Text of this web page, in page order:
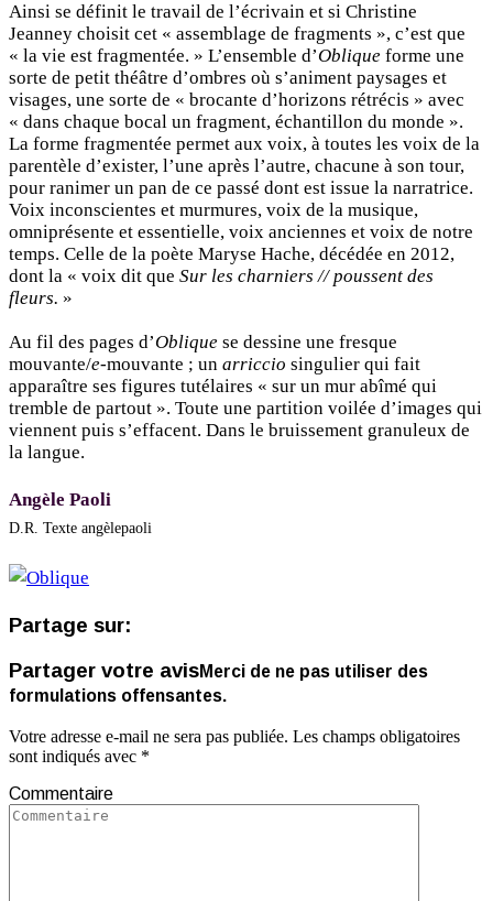
Ainsi se définit le travail de l’écrivain et si Christine
Jeanney choisit cet « assemblage de fragments », c’est que
« la vie est fragmentée. » L’ensemble d’Oblique forme une
sorte de petit théâtre d’ombres où s’animent paysages et
visages, une sorte de « brocante d’horizons rétrécis » avec
« dans chaque bocal un fragment, échantillon du monde ».
La forme fragmentée permet aux voix, à toutes les voix de la
parentèle d’exister, l’une après l’autre, chacune à son tour,
pour ranimer un pan de ce passé dont est issue la narratrice.
Voix inconscientes et murmures, voix de la musique,
omniprésente et essentielle, voix anciennes et voix de notre
temps. Celle de la poète Maryse Hache, décédée en 2012,
dont la « voix dit que Sur les charniers // poussent des
fleurs. »
Au fil des pages d’Oblique se dessine une fresque
mouvante/e-mouvante ; un arriccio singulier qui fait
apparaître ses figures tutélaires « sur un mur abîmé qui
tremble de partout ». Toute une partition voilée d’images qui
viennent puis s’effacent. Dans le bruissement granuleux de
la langue.
Angèle Paoli
D.R. Texte angèlepaoli
Partage sur:
Partager votre avisMerci de ne pas utiliser des
formulations offensantes.
Votre adresse e-mail ne sera pas publiée. Les champs obligatoires
sont indiqués avec *
Commentaire